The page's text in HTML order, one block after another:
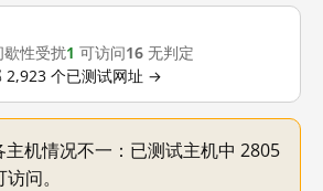
歇性受扰1 可访问16 无判定
2,923 个已测试网址 →
机情况不一：已测试主机中 2805
问。